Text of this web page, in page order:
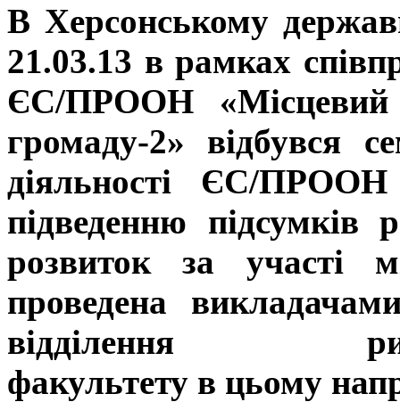
В Херсонському
21.03.13 в рамках
ЄС/ПРООН «Місцевий
громаду-2» відбувся
діяльності ЄС/
підведенню
розвиток за участі
проведена
відділення
факультету в цьому